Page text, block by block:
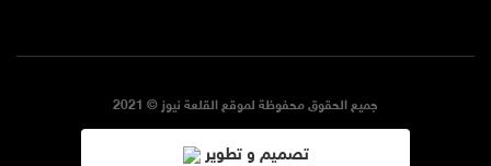
جميع الحقوق محفوظة لموقع القلعة نيوز © 2021
تصميم و تطوير